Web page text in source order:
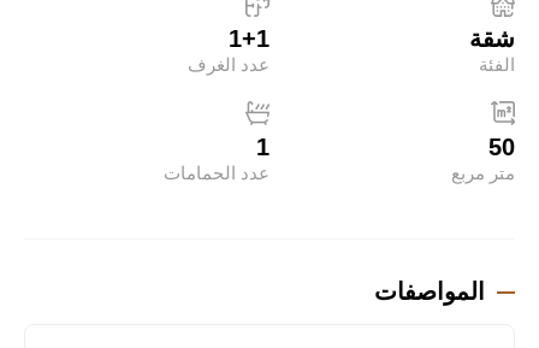
شقة
الفئة
1+1
عدد الغرف
50
متر مربع
1
عدد الحمامات
المواصفات